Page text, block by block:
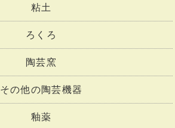
粘土
ろくろ
陶芸窯
その他の陶芸機器
釉薬